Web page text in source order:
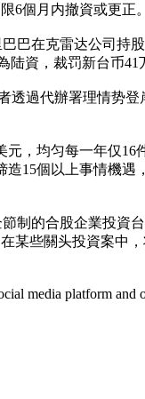
6個月内撤資或更正。
巴在克雷达公司持
資，裁罚新台币41
過代辦署理情势登
，均匀每一年仅16
15個以上事情機遇
制的合股企業投資
某些關头投資案中
media platform and